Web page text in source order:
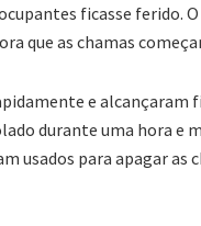
ficasse ferido.
que as chamas
e alcançaram
durante uma hora e
usados para apagar as